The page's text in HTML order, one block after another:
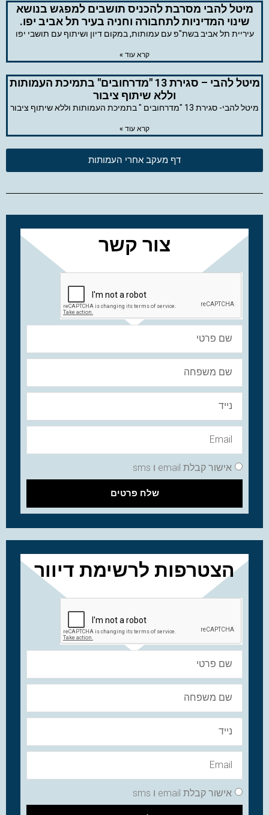
מיטל להבי מסרבת להכניס תושבים למפגש בנושא
שינוי המדיניות לתחבורה וחניה בעיר תל אביב יפו.
עיריית תל אביב בשת"פ עם עמותות, במקום דיון ושיתוף עם תושבי יפו
קרא עוד »
מיטל להבי – סגירת 13 "מדרחובים" בתמיכת העמותות
וללא שיתוף ציבור
מיטל להבי- סגירת 13 "מדרחובים " בתמיכת העמותות וללא שיתוף ציבור
קרא עוד »
דף מעקב אחרי העמותות
צור קשר
אישור קבלת email ו sms
שלח פרטים
הצטרפות לרשימת דיוור
אישור קבלת email ו sms